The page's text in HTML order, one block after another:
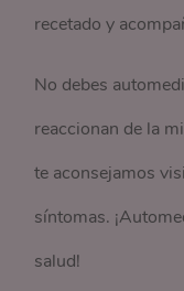
recetado y
No debes
reaccionan de la
te aconsejamos
síntomas.
salud!